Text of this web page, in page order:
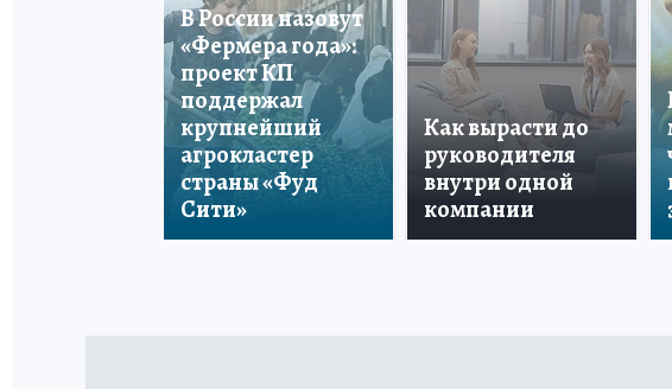
В России назовут
«Фермера года»:
проект КП
поддержал
крупнейший
агрокластер
страны «Фуд
Сити»
Как вырасти до
руководителя
внутри одной
компании